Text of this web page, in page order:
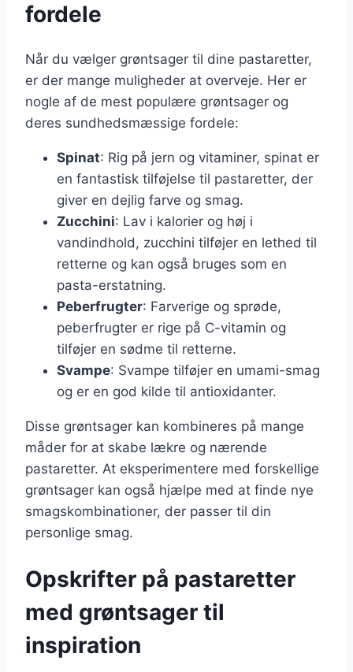
fordele
Når du vælger grøntsager til dine pastaretter,
er der mange muligheder at overveje. Her er
nogle af de mest populære grøntsager og
deres sundhedsmæssige fordele:
Spinat: Rig på jern og vitaminer, spinat er
en fantastisk tilføjelse til pastaretter, der
giver en dejlig farve og smag.
Zucchini: Lav i kalorier og høj i
vandindhold, zucchini tilføjer en lethed til
retterne og kan også bruges som en
pasta-erstatning.
Peberfrugter: Farverige og sprøde,
peberfrugter er rige på C-vitamin og
tilføjer en sødme til retterne.
Svampe: Svampe tilføjer en umami-smag
og er en god kilde til antioxidanter.
Disse grøntsager kan kombineres på mange
måder for at skabe lækre og nærende
pastaretter. At eksperimentere med forskellige
grøntsager kan også hjælpe med at finde nye
smagskombinationer, der passer til din
personlige smag.
Opskrifter på pastaretter
med grøntsager til
inspiration